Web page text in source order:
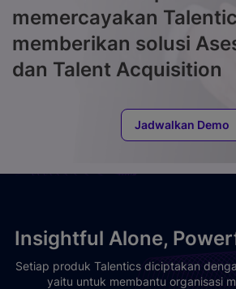
memercayakan
memberikan solusi
dan Talent Acquisition
Jadwalkan Demo
Insightful Alone,
Setiap produk Talentics diciptakan
yaitu untuk membantu organisasi